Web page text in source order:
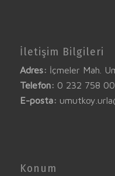
İletişim Bilgileri
Adres: İçmeler Mah.
Telefon: 0 232 758
E-posta:
Konum